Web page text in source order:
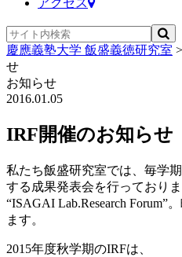
アクセス
慶應義塾大学 飯盛義徳研究室 >
せ
お知らせ
2016.01.05
IRF開催のお知らせ
私たち飯盛研究室では、毎学
する成果発表会を行っておりま
“ISAGAI Lab.Research Forum”
ます。
2015年度秋学期のIRFは、